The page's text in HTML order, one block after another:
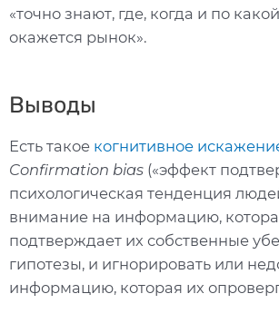
«точно знают, где, когда и по
окажется рынок».
Выводы
Есть такое когнитивное
Confirmation bias («эффект
психологическая тенденция
внимание на информацию,
подтверждает их собственные
гипотезы, и игнорировать или
информацию, которая их